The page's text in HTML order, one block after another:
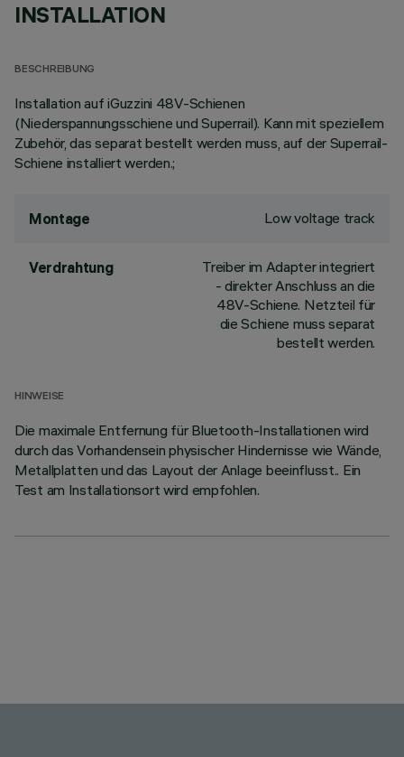
INSTALLATION
BESCHREIBUNG
Installation auf iGuzzini 48V-Schienen
(Niederspannungsschiene und Superrail). Kann mit speziellem
Zubehör, das separat bestellt werden muss, auf der Superrail-
Schiene installiert werden.;
Montage Low voltage track
Verdrahtung
Treiber im Adapter integriert
- direkter Anschluss an die
48V-Schiene. Netzteil für
die Schiene muss separat
bestellt werden.
HINWEISE
Die maximale Entfernung für Bluetooth-Installationen wird
durch das Vorhandensein physischer Hindernisse wie Wände,
Metallplatten und das Layout der Anlage beeinflusst.. Ein
Test am Installationsort wird empfohlen.